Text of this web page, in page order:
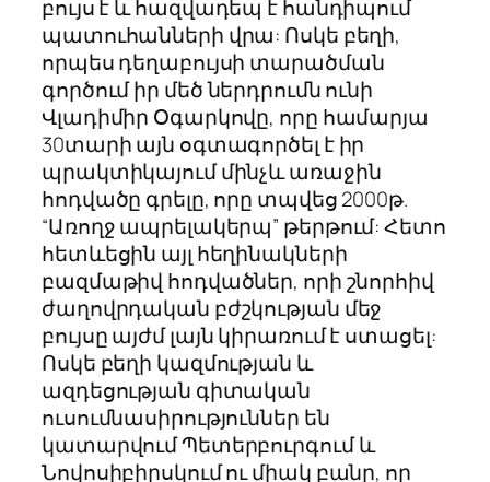
բույս է և հազվադեպ է հանդիպում
պատուհանների վրա: Ոսկե բեղի,
որպես դեղաբույսի տարածման
գործում իր մեծ ներդրումն ունի
Վլադիմիր Օգարկովը, որը համարյա
30տարի այն օգտագործել է իր
պրակտիկայում մինչև առաջին
հոդվածը գրելը, որը տպվեց 2000թ.
“Առողջ ապրելակերպ” թերթում: Հետո
հետևեցին այլ հեղինակների
բազմաթիվ հոդվածներ, որի շնորհիվ
ժաղովրդական բժշկության մեջ
բույսը այժմ լայն կիրառում է ստացել:
Ոսկե բեղի կազմության և
ազդեցության գիտական
ուսումնասիրություններ են
կատարվում Պետերբուրգում և
Նովոսիբիրսկում ու միակ բանը, որ